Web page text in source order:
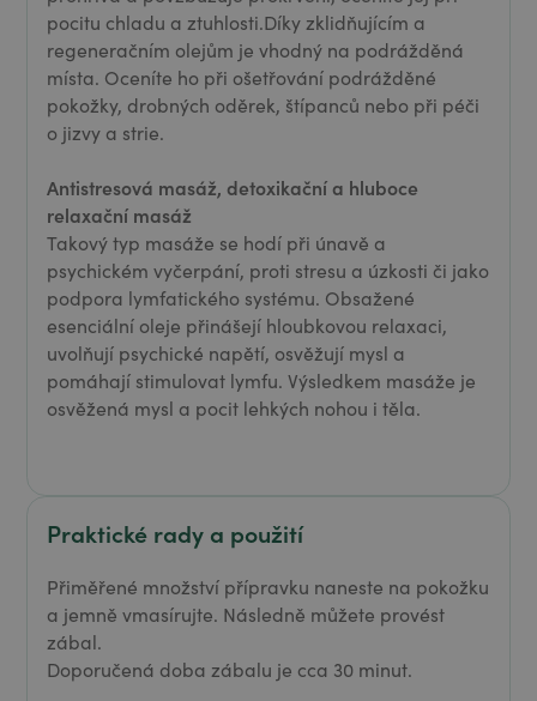
pocitu chladu a ztuhlosti.Díky zklidňujícím a
regeneračním olejům je vhodný na podrážděná
místa. Oceníte ho při ošetřování podrážděné
pokožky, drobných oděrek, štípanců nebo při péči
o jizvy a strie.
Antistresová masáž, detoxikační a hluboce
relaxační masáž
Takový typ masáže se hodí při únavě a
psychickém vyčerpání, proti stresu a úzkosti či jako
podpora lymfatického systému. Obsažené
esenciální oleje přinášejí hloubkovou relaxaci,
uvolňují psychické napětí, osvěžují mysl a
pomáhají stimulovat lymfu. Výsledkem masáže je
osvěžená mysl a pocit lehkých nohou i těla.
Praktické rady a použití
Přiměřené množství přípravku naneste na pokožku
a jemně vmasírujte. Následně můžete provést
zábal.
Doporučená doba zábalu je cca 30 minut.